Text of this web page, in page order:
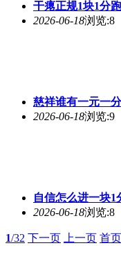
干瘪正规1块1分
2026-06-18浏览:8
慈祥谁有一元一
2026-06-18浏览:9
自信怎么进一块1
2026-06-18浏览:8
1/32 下一页 上一页 首页